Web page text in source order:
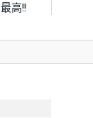
最高!!